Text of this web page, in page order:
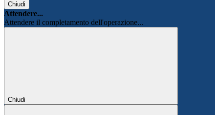
Chiudi
Attendere...
Attendere il completamento dell'operazione...
Chiudi